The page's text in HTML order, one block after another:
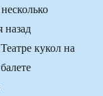
кукол на